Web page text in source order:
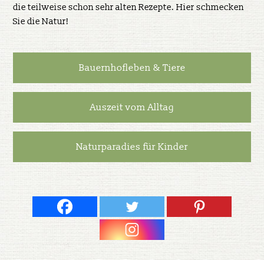
die teilweise schon sehr alten Rezepte. Hier schmecken
Sie die Natur!
Bauernhofleben & Tiere
Auszeit vom Alltag
Naturparadies für Kinder